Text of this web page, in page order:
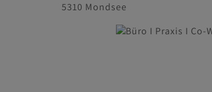
5310 Mondsee